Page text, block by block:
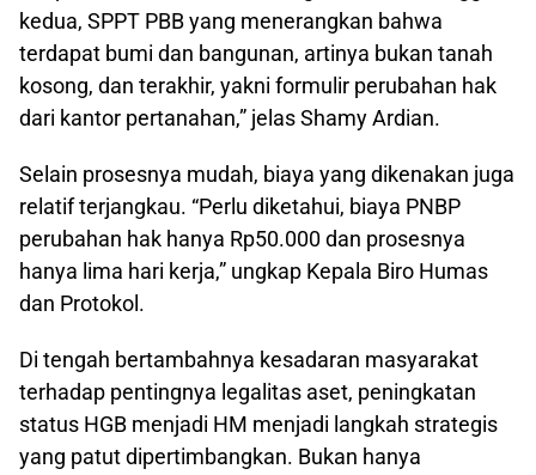
kedua, SPPT PBB yang menerangkan bahwa
terdapat bumi dan bangunan, artinya bukan tanah
kosong, dan terakhir, yakni formulir perubahan hak
dari kantor pertanahan,” jelas Shamy Ardian.
Selain prosesnya mudah, biaya yang dikenakan juga
relatif terjangkau. “Perlu diketahui, biaya PNBP
perubahan hak hanya Rp50.000 dan prosesnya
hanya lima hari kerja,” ungkap Kepala Biro Humas
dan Protokol.
Di tengah bertambahnya kesadaran masyarakat
terhadap pentingnya legalitas aset, peningkatan
status HGB menjadi HM menjadi langkah strategis
yang patut dipertimbangkan. Bukan hanya